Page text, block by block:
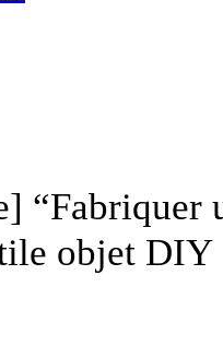
“Fabriquer
objet